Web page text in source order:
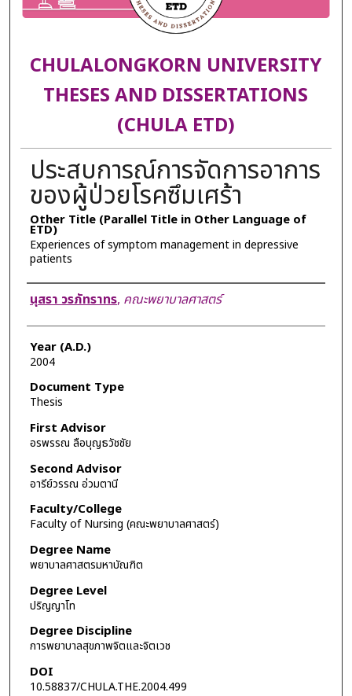
CHULALONGKORN UNIVERSITY
THESES AND DISSERTATIONS
(CHULA ETD)
ประสบการณ์การจัดการอาการ
ของผู้ป่วยโรคซึมเศร้า
Other Title (Parallel Title in Other Language of
ETD)
Experiences of symptom management in depressive
patients
Author
นุสรา วรภัทราทร, คณะพยาบาลศาสตร์
Year (A.D.)
2004
Document Type
Thesis
First Advisor
อรพรรณ ลือบุญธวัชชัย
Second Advisor
อารีย์วรรณ อ่วมตานี
Faculty/College
Faculty of Nursing (คณะพยาบาลศาสตร์)
Degree Name
พยาบาลศาสตรมหาบัณฑิต
Degree Level
ปริญญาโท
Degree Discipline
การพยาบาลสุขภาพจิตและจิตเวช
DOI
10.58837/CHULA.THE.2004.499